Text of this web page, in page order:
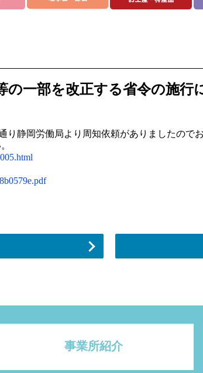
の一部を改正する省令の施行
静岡労働局より周知依頼がありましたので
事業所紹介